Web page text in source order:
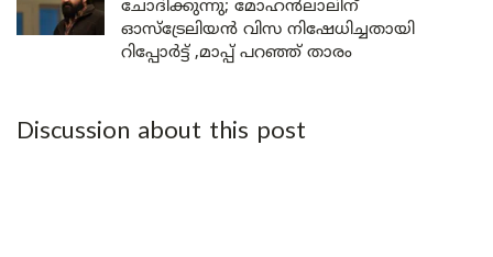
ചോദിക്കുന്നു; മോഹൻലാലിന്
ഓസ്ട്രേലിയൻ വിസ നിഷേധിച്ചതായി
റിപ്പോർട്ട് ,മാപ്പ് പറഞ്ഞ് താരം
Discussion about this post